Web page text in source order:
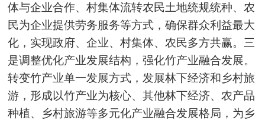
体与企业合作、村集体流转农民土地统规统种、农
民为企业提供劳务服务等方式，确保群众利益最大
化，实现政府、企业、村集体、农民多方共赢。三
是调整优化产业发展结构，强化竹产业融合发展。
转变竹产业单一发展方式，发展林下经济和乡村旅
游，形成以竹产业为核心、其他林下经济、农产品
种植、乡村旅游等多元化产业融合发展格局，为乡